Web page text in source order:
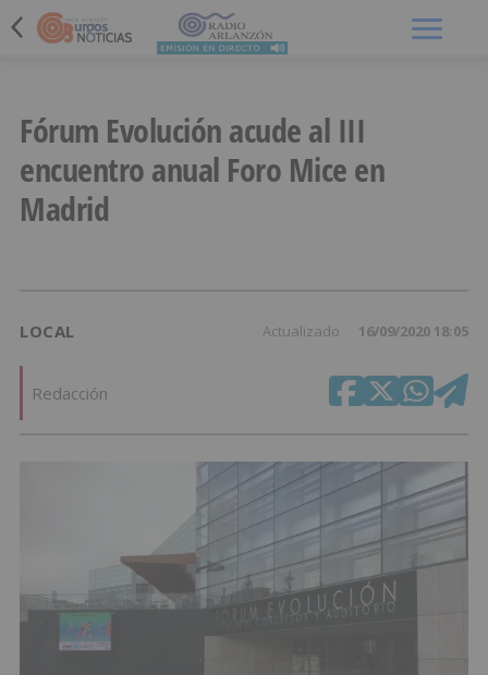
Fórum Evolución acude al III
encuentro anual Foro Mice en
Madrid
LOCAL Actualizado 16/09/2020 18:05
Redacción